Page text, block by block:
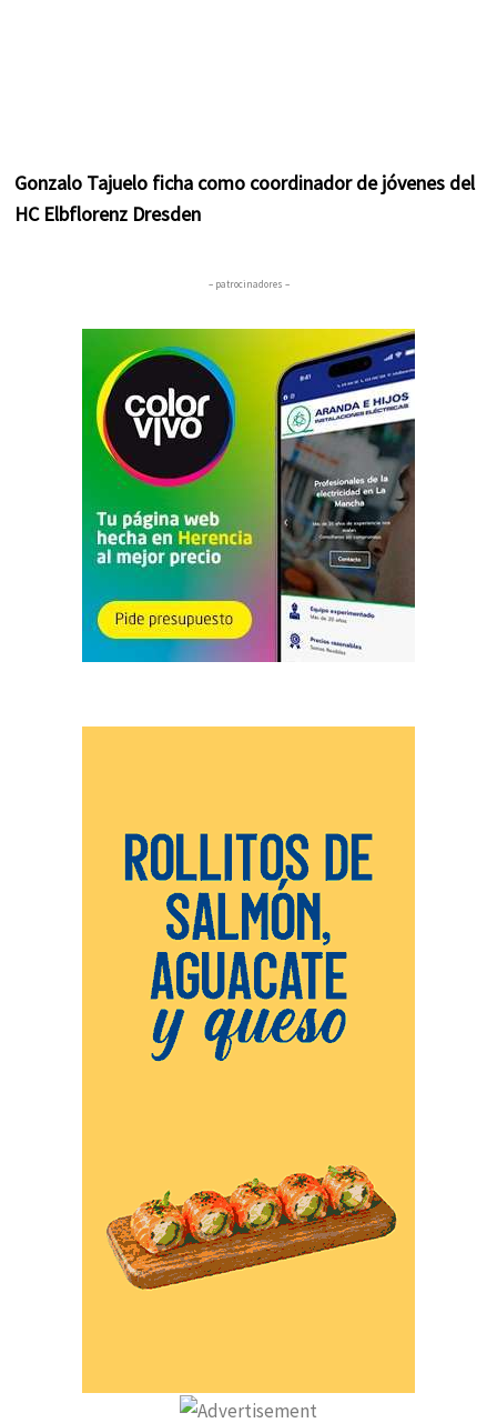
Gonzalo Tajuelo ficha como coordinador de jóvenes del
HC Elbflorenz Dresden
– patrocinadores –